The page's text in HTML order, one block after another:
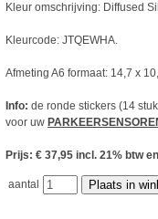
Kleur omschrijving: Diffused
Kleurcode: JTQEWHA.
Afmeting A6 formaat: 14,7 x
Info: de ronde stickers (14
voor uw
Prijs: € 37,95 incl. 21% btw
aantal